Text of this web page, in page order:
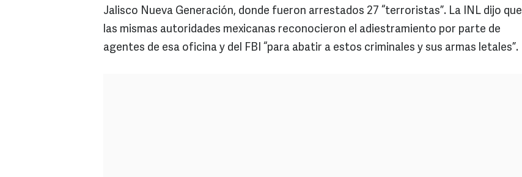
Jalisco Nueva Generación, donde fueron arrestados 27 “terroristas”. La INL dijo que
las mismas autoridades mexicanas reconocieron el adiestramiento por parte de
agentes de esa oficina y del FBI “para abatir a estos criminales y sus armas letales”.